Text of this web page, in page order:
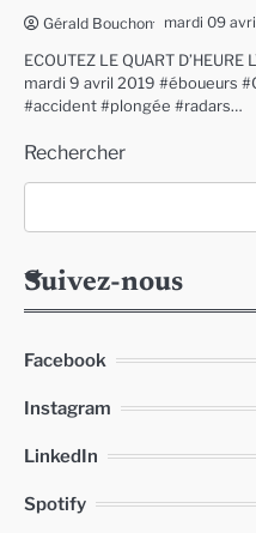
Gérald Bouchon mardi 09
ECOUTEZ LE QUART
mardi 9 avril 2019 #éboueurs
#accident #plongée #radars…
Rechercher
Suivez-nous
Facebook
Instagram
LinkedIn
Spotify